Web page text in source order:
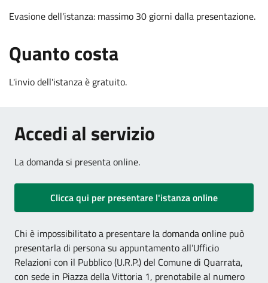
Evasione dell'istanza: massimo 30 giorni dalla presentazione.
Quanto costa:
L'invio dell'istanza è gratuito.
Accedi al servizio
La domanda si presenta online.
.
Clicca qui per presentare l'istanza online.
Chi è impossibilitato a presentare la domanda online può
presentarla di persona su appuntamento all’Ufficio
Relazioni con il Pubblico (U.R.P.) del Comune di Quarrata,
con sede in Piazza della Vittoria 1, prenotabile al numero